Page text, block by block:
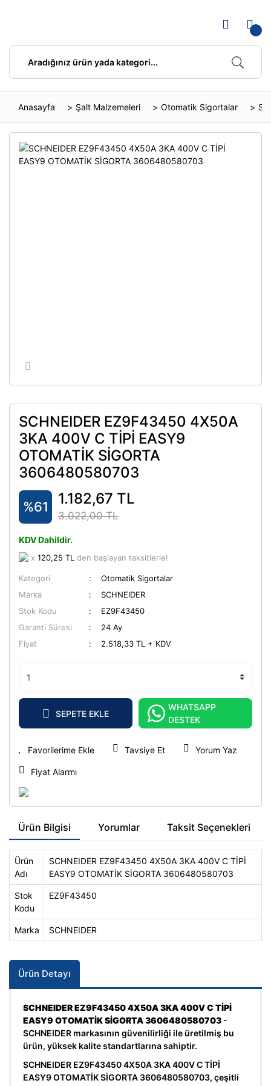
Anasayfa Şalt Malzemeleri Otomatik Sigortalar
SCHNEIDER EZ9F43450 4X50A
3KA 400V C TİPİ EASY9
OTOMATİK SİGORTA
3606480580703
%61 1.182,67 TL
3.022,00 TL
KDV Dahildir.
x 120,25 TL den başlayan taksitlerle!
Kategori
Otomatik Sigortalar
Marka
SCHNEIDER
Stok Kodu
EZ9F43450
Garanti Süresi
24 Ay
Fiyat
2.518,33 TL + KDV
SEPETE EKLE
WHATSAPP
DESTEK
Tavsiye Et Yorum Yaz
Fiyat Alarmı
Ürün Bilgisi Yorumlar Taksit Seçenekleri
Ürün
Adı
SCHNEIDER EZ9F43450 4X50A 3KA 400V C TİPİ
EASY9 OTOMATİK SİGORTA 3606480580703
Stok
Kodu
EZ9F43450
Marka SCHNEIDER
Ürün Detayı
SCHNEIDER EZ9F43450 4X50A 3KA 400V C TİPİ
EASY9 OTOMATİK SİGORTA 3606480580703 -
SCHNEIDER markasının güvenilirliği ile üretilmiş bu
ürün, yüksek kalite standartlarına sahiptir.
SCHNEIDER EZ9F43450 4X50A 3KA 400V C TİPİ
EASY9 OTOMATİK SİGORTA 3606480580703, çeşitli